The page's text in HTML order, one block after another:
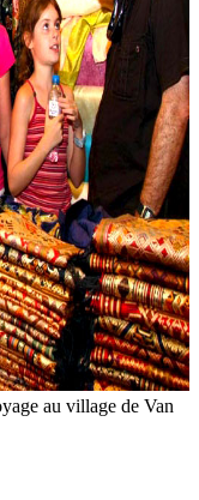
au village de Van